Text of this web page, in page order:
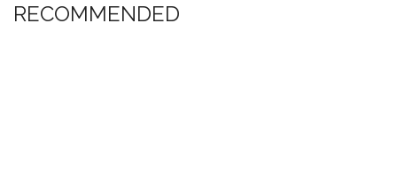
RECOMMENDED